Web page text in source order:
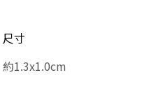
尺寸
約1.3x1.0cm